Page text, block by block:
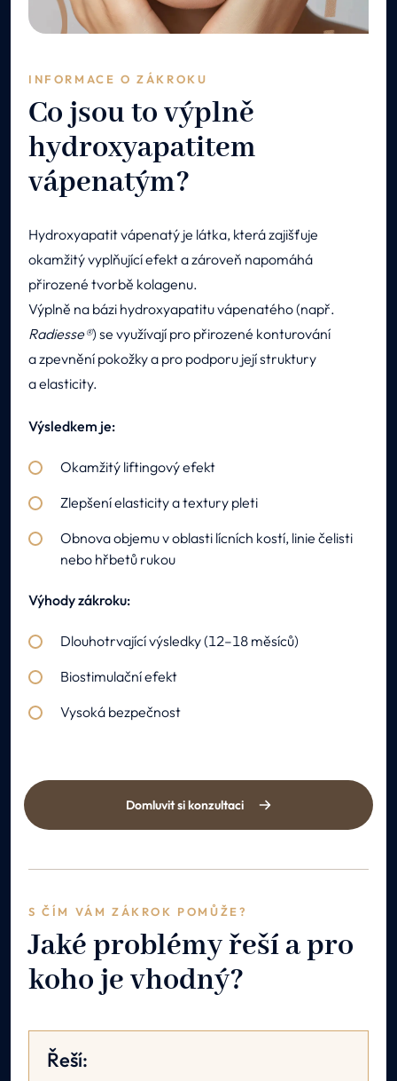
INFORMACE O ZÁKROKU
Co jsou to výplně
hydroxyapatitem
vápenatým?
Hydroxyapatit vápenatý je látka, která zajišťuje
okamžitý vyplňující efekt a zároveň napomáhá
přirozené tvorbě kolagenu.
Výplně na bázi hydroxyapatitu vápenatého (např.
Radiesse®) se využívají pro přirozené konturování
a zpevnění pokožky a pro podporu její struktury
a elasticity.
Výsledkem je:
Okamžitý liftingový efekt
Zlepšení elasticity a textury pleti
Obnova objemu v oblasti lícních kostí, linie čelisti
nebo hřbetů rukou
Výhody zákroku:
Dlouhotrvající výsledky (12–18 měsíců)
Biostimulační efekt
Vysoká bezpečnost
Domluvit si konzultaci
S ČÍM VÁM ZÁKROK POMŮŽE?
Jaké problémy řeší a pro
koho je vhodný?
Řeší: